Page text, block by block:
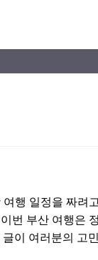
행 일정을 짜려
번 부산 여행은
이 여러분의 고